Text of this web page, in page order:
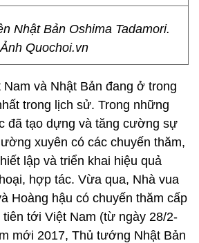
Nhật Bản Oshima Tadamori.
Ảnh Quochoi.vn
và Nhật Bản đang ở trong
trong lịch sử. Trong những
đã tạo dựng và tăng cường sự
xuyên có các chuyến thăm,
lập và triển khai hiệu quả
hợp tác. Vừa qua, Nhà vua
Hoàng hậu có chuyến thăm cấp
tới Việt Nam (từ ngày 28/2-
mới 2017, Thủ tướng Nhật Bản